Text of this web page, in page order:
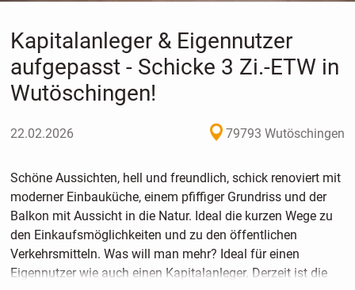
Kapitalanleger & Eigennutzer
aufgepasst - Schicke 3 Zi.-ETW in
Wutöschingen!
22.02.2026 79793 Wutöschingen
Schöne Aussichten, hell und freundlich, schick renoviert mit
moderner Einbauküche, einem pfiffiger Grundriss und der
Balkon mit Aussicht in die Natur. Ideal die kurzen Wege zu
den Einkaufsmöglichkeiten und zu den öffentlichen
Verkehrsmitteln. Was will man mehr? Ideal für einen
Eigennutzer wie auch einen Kapitalanleger. Derzeit ist die